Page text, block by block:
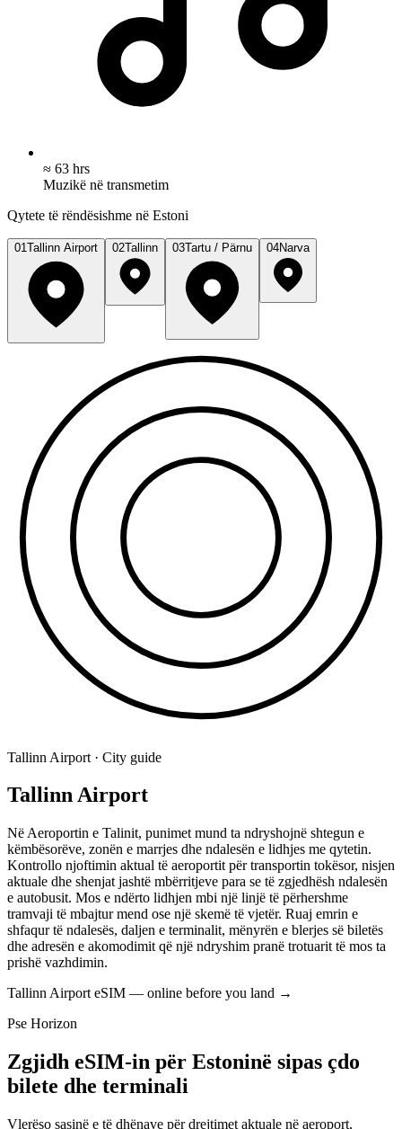
≈ 63 hrs
Muzikë në transmetim
Qytete të rëndësishme në Estoni
01Tallinn Airport 02Tallinn 03Tartu / Pärnu 04Narva
Tallinn Airport · City guide
Tallinn Airport
Në Aeroportin e Talinit, punimet mund ta ndryshojnë shtegun e
këmbësorëve, zonën e marrjes dhe ndalesën e lidhjes me qytetin.
Kontrollo njoftimin aktual të aeroportit për transportin tokësor, nisjen
aktuale dhe shenjat jashtë mbërritjeve para se të zgjedhësh ndalesën
e autobusit. Mos e ndërto lidhjen mbi një linjë të përhershme
tramvaji të mbajtur mend ose një skemë të vjetër. Ruaj emrin e
shfaqur të ndalesës, daljen e terminalit, mënyrën e blerjes së biletës
dhe adresën e akomodimit që një ndryshim pranë trotuarit të mos ta
prishë vazhdimin.
Tallinn Airport eSIM — online before you land →
Pse Horizon
Zgjidh eSIM-in për Estoninë sipas çdo
bilete dhe terminali
Vlerëso sasinë e të dhënave për drejtimet aktuale në aeroport,